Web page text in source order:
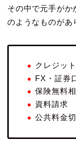
その中で元手がか
のようなものがあ
クレジッ
FX・証券
保険無料
資料請求
公共料金